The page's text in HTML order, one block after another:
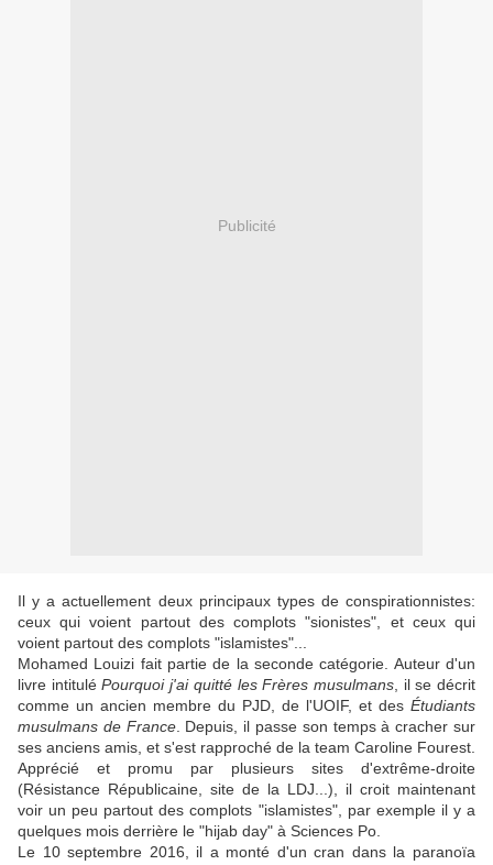
Publicité
Il y a actuellement deux principaux types de conspirationnistes:
ceux qui voient partout des complots "sionistes", et ceux qui
voient partout des complots "islamistes"...
Mohamed Louizi fait partie de la seconde catégorie. Auteur d'un
livre intituléPourquoi j'ai quitté les Frères musulmans, il se décrit
comme un ancien membre du PJD, de l'UOIF, et des Étudiants
musulmans de France. Depuis, il passe son temps à cracher sur
ses anciens amis, et s'est rapproché de la team Caroline Fourest.
Apprécié et promu par plusieurs sites d'extrême-droite
(Résistance Républicaine, site de la LDJ...), il croit maintenant
voir un peu partout des complots "islamistes", par exemple il y a
quelques mois derrière le "hijab day" à Sciences Po.
Le 10 septembre 2016, il a monté d'un cran dans la paranoïa